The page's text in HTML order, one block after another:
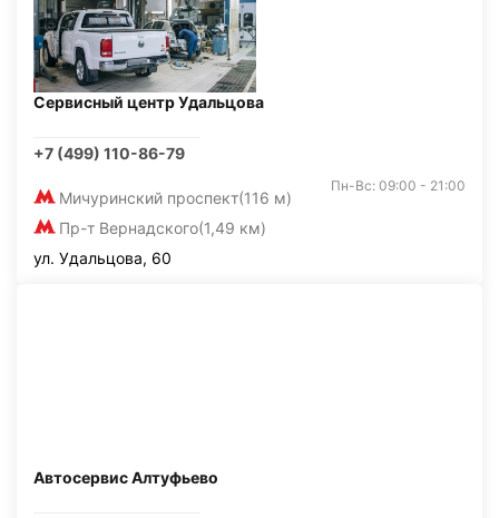
Сервисный центр Удальцова
+7 (499) 110-86-79
Мичуринский проспект(116 м)
Пр-т Вернадского(1,49 км)
Пн-Вс: 09:00 - 21:00
ул. Удальцова, 60
Автосервис Алтуфьево